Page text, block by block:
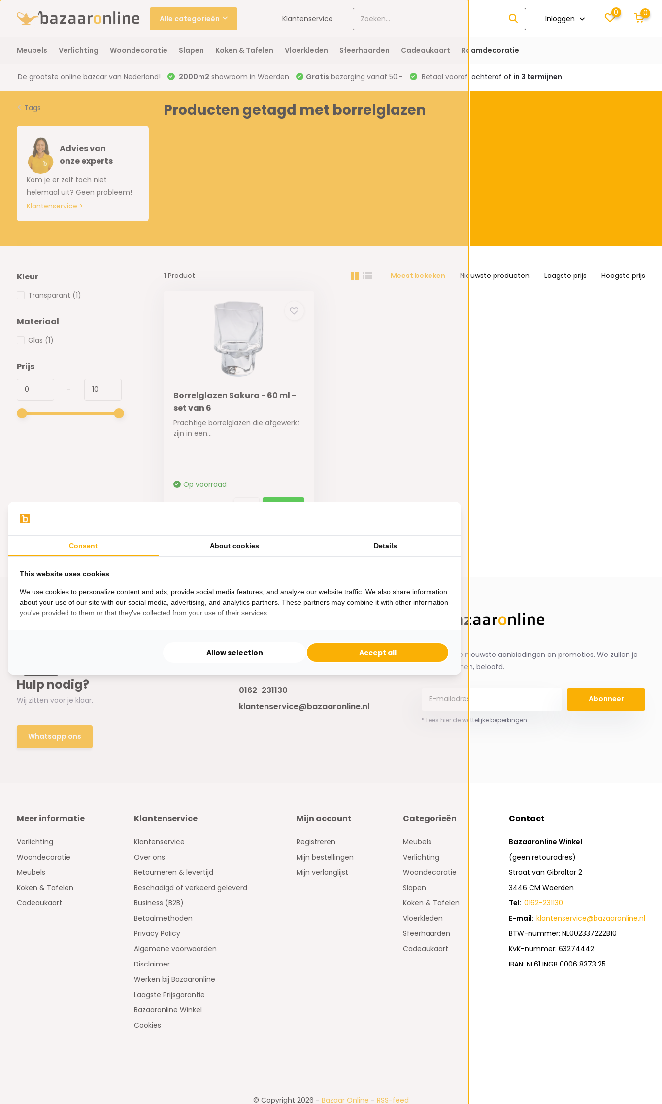
Alle categorieën Klantenservice Inloggen
0 0
Meubels Verlichting Woondecoratie Slapen Koken & Tafelen Vloerkleden Sfeerhaarden Cadeaukaart Raamdecoratie
De grootste online bazaar van Nederland! 2000m2 showroom in Woerden Gratis bezorging vanaf 50.- Betaal vooraf, achteraf of in 3 termijnen
Tags
Advies van
onze experts
Kom je er zelf toch niet
helemaal uit? Geen probleem!
Klantenservice >
Producten getagd met borrelglazen
Kleur
Transparant (1)
Materiaal
Glas (1)
Prijs
-
1 Product Meest bekeken Nieuwste producten Laagste prijs Hoogste prijs
Borrelglazen Sakura - 60 ml -
set van 6
Prachtige borrelglazen die afgewerkt
zijn in een...
Op voorraad
Hulp nodig?
Wij zitten voor je klaar.
Whatsapp ons
Heb je een vraag?
Bereikbaar van ma - vr 10:00 tot 17:00
0162-231130
klantenservice@bazaaronline.nl
Ontvang de nieuwste aanbiedingen en promoties. We zullen je
niet spammen, beloofd.
Abonneer
* Lees hier de wettelijke beperkingen
Meer informatie
Verlichting
Woondecoratie
Meubels
Koken & Tafelen
Cadeaukaart
Klantenservice
Klantenservice
Over ons
Retourneren & levertijd
Beschadigd of verkeerd geleverd
Business (B2B)
Betaalmethoden
Privacy Policy
Algemene voorwaarden
Disclaimer
Werken bij Bazaaronline
Laagste Prijsgarantie
Bazaaronline Winkel
Cookies
Mijn account
Registreren
Mijn bestellingen
Mijn verlanglijst
Categorieën
Meubels
Verlichting
Woondecoratie
Slapen
Koken & Tafelen
Vloerkleden
Sfeerhaarden
Cadeaukaart
Contact
Bazaaronline Winkel
(geen retouradres)
Straat van Gibraltar 2
3446 CM Woerden
Tel: 0162-231130
E-mail: klantenservice@bazaaronline.nl
BTW-nummer: NL002337222B10
KvK-nummer: 63274442
IBAN: NL61 INGB 0006 8373 25
© Copyright 2026 - Bazaar Online - RSS-feed
Consent About cookies Details
This website uses cookies
We use cookies to personalize content and ads, provide social media features, and analyze our website traffic. We also share information
about your use of our site with our social media, advertising, and analytics partners. These partners may combine it with other information
you've provided to them or that they've collected from your use of their services.
Allow selection Accept all